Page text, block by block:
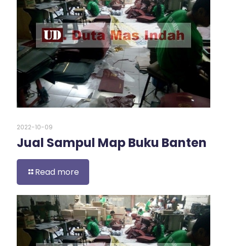
2022-10-09
Jual Sampul Map Buku Banten
Read more